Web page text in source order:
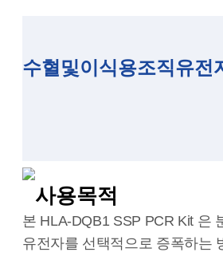
수혈및이식용조직유전
사용목적
본 HLA-DQB1 SSP PCR Kit 은
유전자를 선택적으로 증폭하는